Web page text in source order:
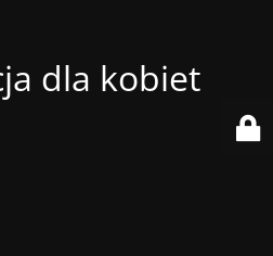
dla kobiet